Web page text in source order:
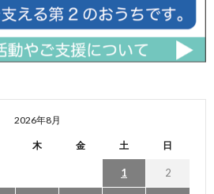
2026年8月
木 金 土 日
1 2